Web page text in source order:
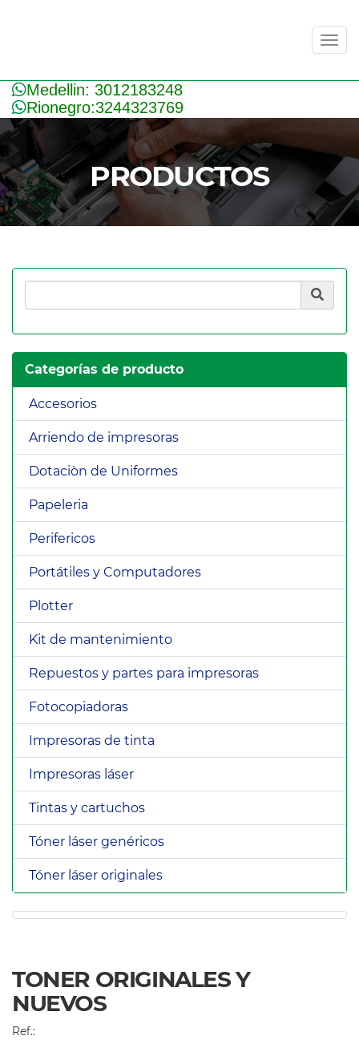
Medellin: 3012183248
Rionegro:3244323769
PRODUCTOS
Product Search
Categorías de producto
Accesorios
Arriendo de impresoras
Dotaciòn de Uniformes
Papeleria
Perifericos
Portátiles y Computadores
Plotter
Kit de mantenimiento
Repuestos y partes para impresoras
Fotocopiadoras
Impresoras de tinta
Impresoras láser
Tintas y cartuchos
Tóner láser genéricos
Tóner láser originales
TONER ORIGINALES Y
NUEVOS
Ref.: